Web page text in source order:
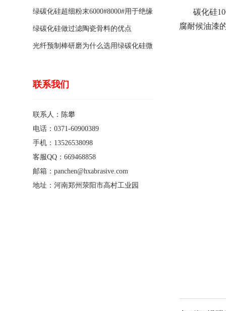
骨料的特点有哪些？
绿碳化硅超细粉末6000#8000#用于绝缘
涂料的优点
绿碳化硅做过滤陶瓷骨料的优点
光纤预制棒研磨为什么选用绿碳化硅微
联系我们
联系人：陈攀
电话：0371-60900389
手机：13526538098
客服QQ：669468858
邮箱：panchen@hxabrasive.com
地址：河南郑州荥阳市高村工业园
碳化硅
腐耐候油漆